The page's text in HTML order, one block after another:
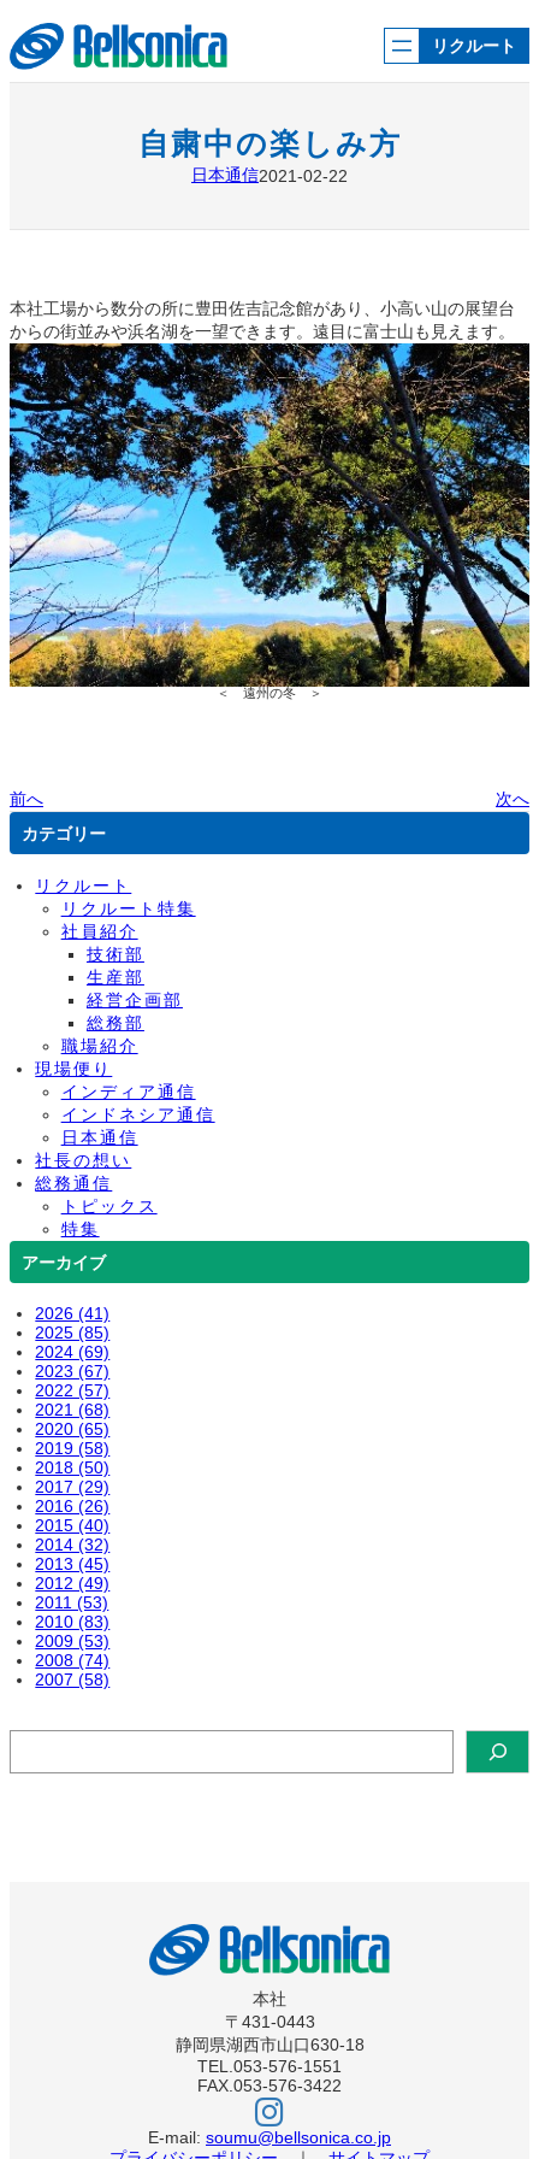
容
を
ス
リクルート
自粛中の楽しみ方
日本通信2021-02-22
本社工場から数分の所に豊田佐吉記念館があり、小高い山の展望台
からの街並みや浜名湖を一望できます。遠目に富士山も見えます。
＜ 遠州の冬 ＞
前へ
次へ
カテゴリー
リクルート
リクルート特集
社員紹介
技術部
生産部
経営企画部
総務部
職場紹介
現場便り
インディア通信
インドネシア通信
日本通信
社長の想い
総務通信
トピックス
特集
アーカイブ
2026 (41)
2025 (85)
2024 (69)
2023 (67)
2022 (57)
2021 (68)
2020 (65)
2019 (58)
2018 (50)
2017 (29)
2016 (26)
2015 (40)
2014 (32)
2013 (45)
2012 (49)
2011 (53)
2010 (83)
2009 (53)
2008 (74)
2007 (58)
本社
〒431-0443
静岡県湖西市山口630-18
TEL.053-576-1551
FAX.053-576-3422
ベ
ル
ソ
ニ
E-mail: soumu@bellsonica.co.jp